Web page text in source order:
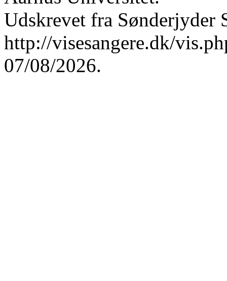
Udskrevet fra Sønderjyder
http://visesangere.dk/
07/08/2026.